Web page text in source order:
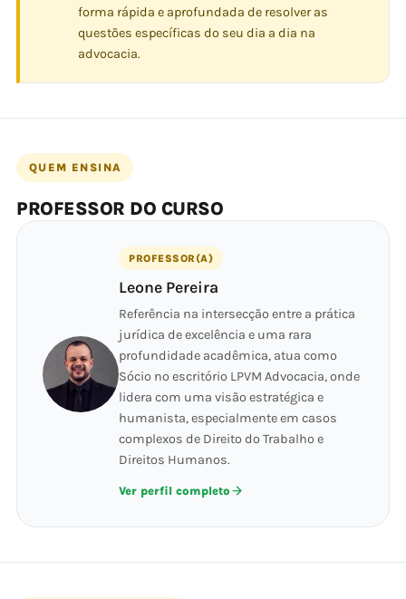
forma rápida e aprofundada de resolver as
questões específicas do seu dia a dia na
advocacia.
QUEM ENSINA
PROFESSOR DO CURSO
PROFESSOR(A)
Leone Pereira
Referência na intersecção entre a prática
jurídica de excelência e uma rara
profundidade acadêmica, atua como
Sócio no escritório LPVM Advocacia, onde
lidera com uma visão estratégica e
humanista, especialmente em casos
complexos de Direito do Trabalho e
Direitos Humanos.
Ver perfil completo